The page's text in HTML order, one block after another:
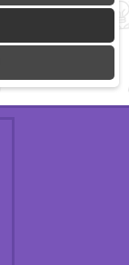
آیدا باقری
ا_اصغر زاده
اریک مورگنشترن